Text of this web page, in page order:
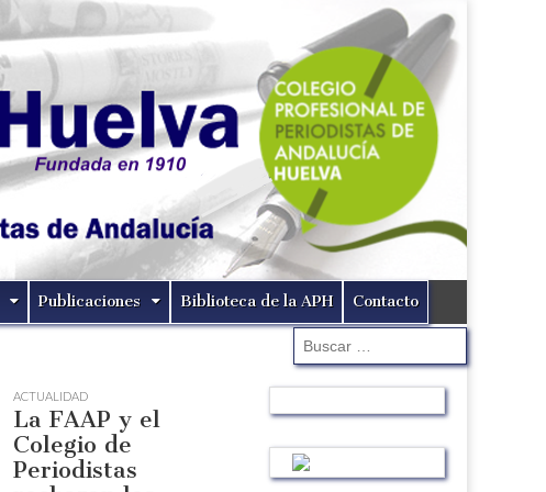
Publicaciones Biblioteca de la APH Contacto
Buscar:
ACTUALIDAD
La FAAP y el
Colegio de
Periodistas